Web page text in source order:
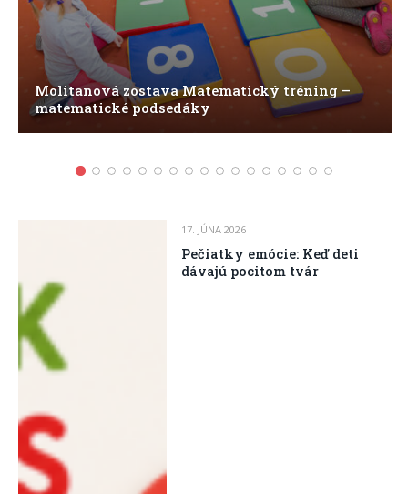
Molitanová zostava Matematický tréning –
matematické podsedáky
17. JÚNA 2026
Pečiatky emócie: Keď deti
dávajú pocitom tvár